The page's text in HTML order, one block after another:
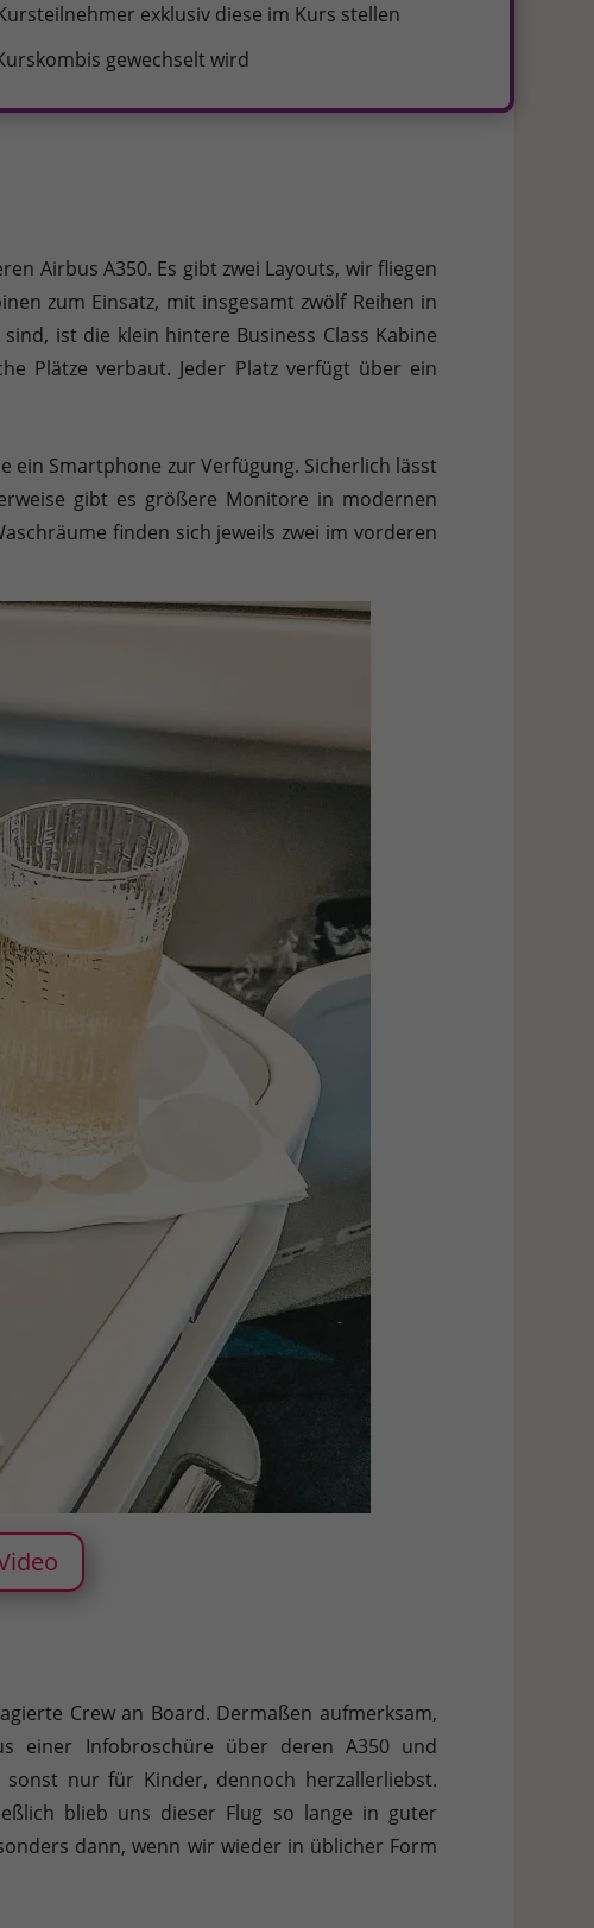
exklusiv diese im Kurs stellen
gewechselt wird
Airbus A350. Es gibt zwei Layouts, wir fliegen
zum Einsatz, mit insgesamt zwölf Reihen in
ist die klein hintere Business Class Kabine
Plätze verbaut. Jeder Platz verfügt über ein
ein Smartphone zur Verfügung. Sicherlich lässt
gibt es größere Monitore in modernen
finden sich jeweils zwei im vorderen
Crew an Board. Dermaßen aufmerksam,
einer Infobroschüre über deren A350 und
nur für Kinder, dennoch herzallerliebst.
blieb uns dieser Flug so lange in guter
dann, wenn wir wieder in üblicher Form